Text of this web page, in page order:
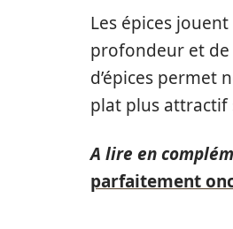
Les épices
profondeur et de
d’épices permet
plat plus
A lire en
parfaitement